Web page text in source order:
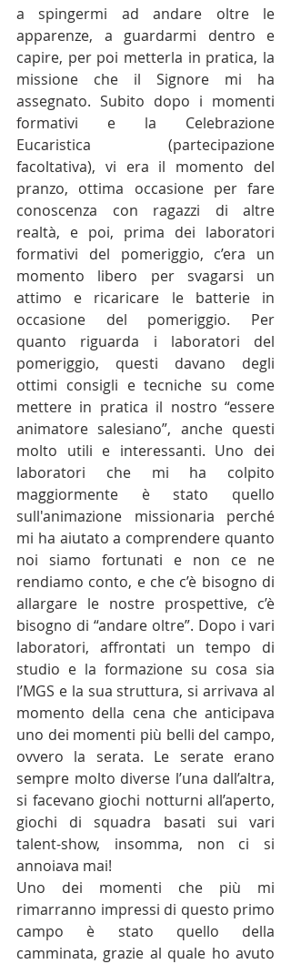
a spingermi ad andare oltre le
apparenze, a guardarmi dentro e
capire, per poi metterla in pratica, la
missione che il Signore mi ha
assegnato. Subito dopo i momenti
formativi e la Celebrazione
Eucaristica (partecipazione
facoltativa), vi era il momento del
pranzo, ottima occasione per fare
conoscenza con ragazzi di altre
realtà, e poi, prima dei laboratori
formativi del pomeriggio, c’era un
momento libero per svagarsi un
attimo e ricaricare le batterie in
occasione del pomeriggio. Per
quanto riguarda i laboratori del
pomeriggio, questi davano degli
ottimi consigli e tecniche su come
mettere in pratica il nostro “essere
animatore salesiano”, anche questi
molto utili e interessanti. Uno dei
laboratori che mi ha colpito
maggiormente è stato quello
sull'animazione missionaria perché
mi ha aiutato a comprendere quanto
noi siamo fortunati e non ce ne
rendiamo conto, e che c’è bisogno di
allargare le nostre prospettive, c’è
bisogno di “andare oltre”. Dopo i vari
laboratori, affrontati un tempo di
studio e la formazione su cosa sia
l’MGS e la sua struttura, si arrivava al
momento della cena che anticipava
uno dei momenti più belli del campo,
ovvero la serata. Le serate erano
sempre molto diverse l’una dall’altra,
si facevano giochi notturni all’aperto,
giochi di squadra basati sui vari
talent-show, insomma, non ci si
annoiava mai!
Uno dei momenti che più mi
rimarranno impressi di questo primo
campo è stato quello della
camminata, grazie al quale ho avuto